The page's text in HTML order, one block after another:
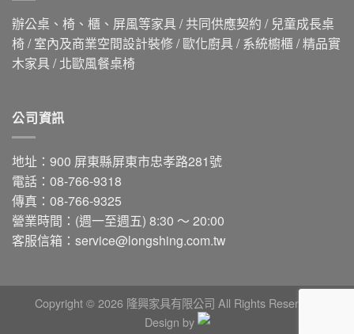
辦公桌、椅、櫃、屏風等家具 / 共同供應契約 / 兒童成長桌
椅 / 室內及商業空間設計裝修 / 歐化廚具 / 系統櫥櫃 / 精品實
木家具 / 北歐風餐桌椅
公司資訊
地址：900 屏東縣屏東市忠孝路281號
電話：08-766-9318
傳真：08-766-9325
營業時間：(週一至週五) 8:30 ～ 20:00
客服信箱： service@longshing.com.tw
Copyright © 2026 隆興家具有限公司 All Rights Reserved.
Design by